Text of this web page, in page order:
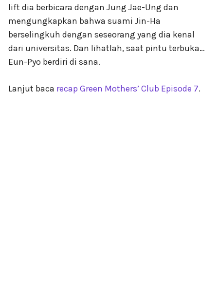
lift dia berbicara dengan Jung Jae-Ung dan
mengungkapkan bahwa suami Jin-Ha
berselingkuh dengan seseorang yang dia kenal
dari universitas. Dan lihatlah, saat pintu terbuka…
Eun-Pyo berdiri di sana.
Lanjut baca recap Green Mothers’ Club Episode 7.